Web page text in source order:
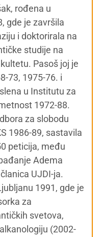
rođena u
gde je završila
i doktorirala na
studije na
Pasoš joj je
73, 1975-76. i
u Institutu za
1972-88.
za slobodu
1986-89, sastavila
peticija, među
Adema
UJDI-ja.
1991, gde je
za
svetova,
(2002-